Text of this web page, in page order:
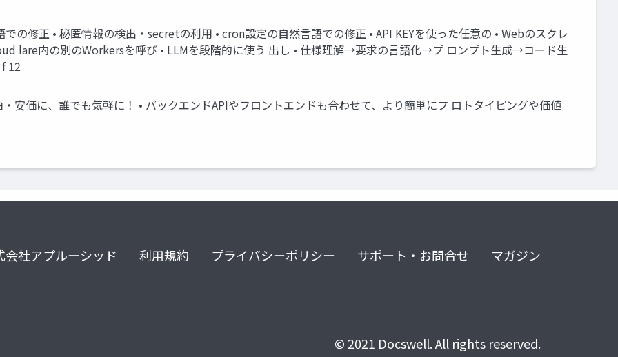
の修正 • 秘匿情報の検出・secretの利用 • cron設定の自然言語での修正 • API KEYを使った任意の • Webのスクレ
lare内の別のWorkersを呼び • LLMを段階的に使う 出し • 仕様理解→要求の言語化→プ ロンプト生成→コード生
12
安価に、誰でも気軽に！ • バックエンドAPIやフロントエンドも合わせて、より簡単にプ ロトタイピングや価値
会社アプルーシッド 利用規約 プライバシーポリシー サポート・お問合せ マガジン
© 2021 Docswell. All rights reserved.